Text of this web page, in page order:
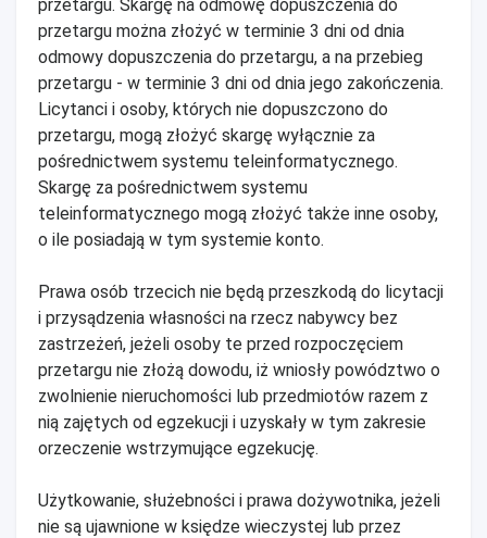
przetargu. Skargę na odmowę dopuszczenia do
przetargu można złożyć w terminie 3 dni od dnia
odmowy dopuszczenia do przetargu, a na przebieg
przetargu - w terminie 3 dni od dnia jego zakończenia.
Licytanci i osoby, których nie dopuszczono do
przetargu, mogą złożyć skargę wyłącznie za
pośrednictwem systemu teleinformatycznego.
Skargę za pośrednictwem systemu
teleinformatycznego mogą złożyć także inne osoby,
o ile posiadają w tym systemie konto.
Prawa osób trzecich nie będą przeszkodą do licytacji
i przysądzenia własności na rzecz nabywcy bez
zastrzeżeń, jeżeli osoby te przed rozpoczęciem
przetargu nie złożą dowodu, iż wniosły powództwo o
zwolnienie nieruchomości lub przedmiotów razem z
nią zajętych od egzekucji i uzyskały w tym zakresie
orzeczenie wstrzymujące egzekucję.
Użytkowanie, służebności i prawa dożywotnika, jeżeli
nie są ujawnione w księdze wieczystej lub przez